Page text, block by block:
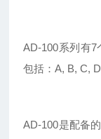
AD-100系列有7
包括：A, B, C,
AD-100是配备